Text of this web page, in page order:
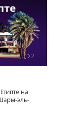
2
на
эль-